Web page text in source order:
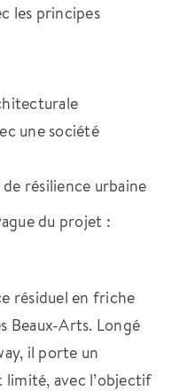
les principes
une société
résilience urbaine
du projet :
résiduel en friche
Beaux-Arts. Longé
il porte un
avec l’objectif